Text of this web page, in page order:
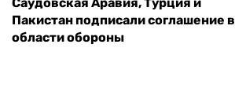
Пакистан подписали соглашение в
области обороны